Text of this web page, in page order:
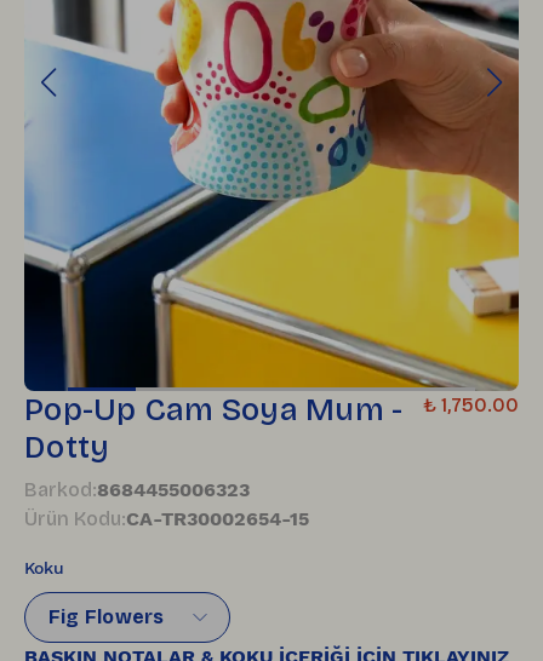
Pop-Up Cam Soya Mum -
Dotty
₺ 1,750.00
Barkod:8684455006323
Ürün Kodu:CA-TR30002654-15
Koku
Fig Flowers
BASKIN NOTALAR & KOKU İÇERİĞİ İÇİN TIKLAYINIZ